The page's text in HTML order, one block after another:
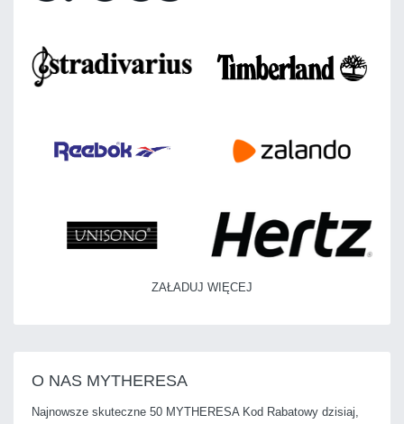
ZAŁADUJ WIĘCEJ
O NAS MYTHERESA
Najnowsze skuteczne 50 MYTHERESA Kod Rabatowy dzisiaj,